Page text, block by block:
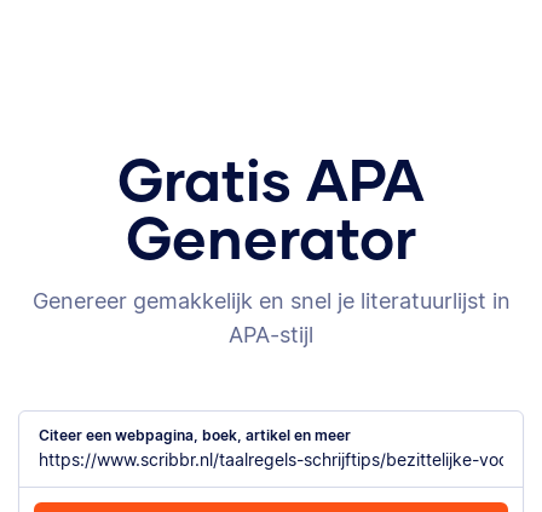
Gratis APA
Generator
Genereer gemakkelijk en snel je literatuurlijst in
APA-stijl
Citeer een webpagina, boek, artikel en meer